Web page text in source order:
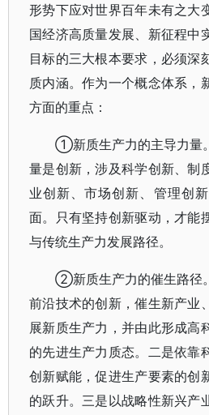
形势下应对世界百年未有之大
国经济高质量发展、新征程中
目标的三大根本要求，必须深
质内涵。作为一个概念体系，
方面的重点：
①新质生产力的主导力量
量是创新，涉及科学创新、制
业创新、市场创新、管理创
面。只有坚持创新驱动，才能
与传统生产力发展路径。
②新质生产力的催生路径
前沿技术的创新，催生新产业
展新质生产力，并由此形成高
的先进生产力质态。二是依靠
创新赋能，促进生产要素的创
的跃升。三是以战略性新兴产